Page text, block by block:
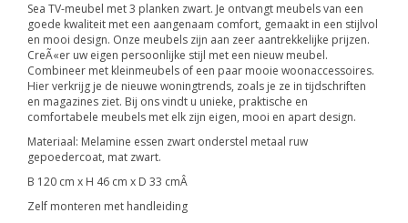
Sea TV-meubel met 3 planken zwart. Je ontvangt meubels van een
goede kwaliteit met een aangenaam comfort, gemaakt in een stijlvol
en mooi design. Onze meubels zijn aan zeer aantrekkelijke prijzen.
CreÃ«er uw eigen persoonlijke stijl met een nieuw meubel.
Combineer met kleinmeubels of een paar mooie woonaccessoires.
Hier verkrijg je de nieuwe woningtrends, zoals je ze in tijdschriften
en magazines ziet. Bij ons vindt u unieke, praktische en
comfortabele meubels met elk zijn eigen, mooi en apart design.
Materiaal: Melamine essen zwart onderstel metaal ruw
gepoedercoat, mat zwart.
B 120 cm x H 46 cm x D 33 cmÂ
Zelf monteren met handleiding